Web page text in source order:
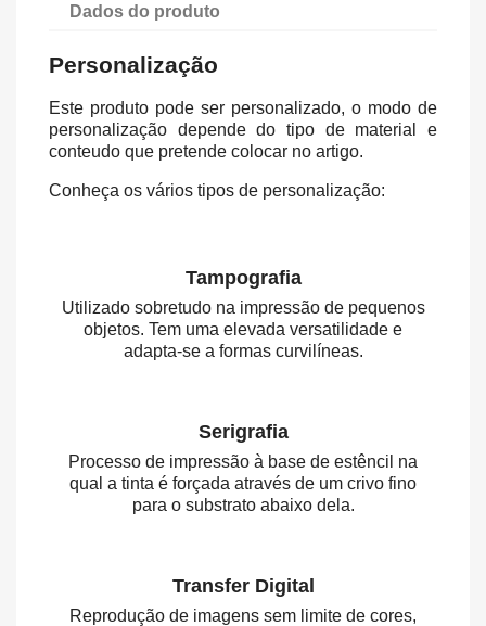
Dados do produto
Personalização
Este produto pode ser personalizado, o modo de
personalização depende do tipo de material e
conteudo que pretende colocar no artigo.
Conheça os vários tipos de personalização:
Tampografia
Utilizado sobretudo na impressão de pequenos
objetos. Tem uma elevada versatilidade e
adapta-se a formas curvilíneas.
Serigrafia
Processo de impressão à base de estêncil na
qual a tinta é forçada através de um crivo fino
para o substrato abaixo dela.
Transfer Digital
Reprodução de imagens sem limite de cores,